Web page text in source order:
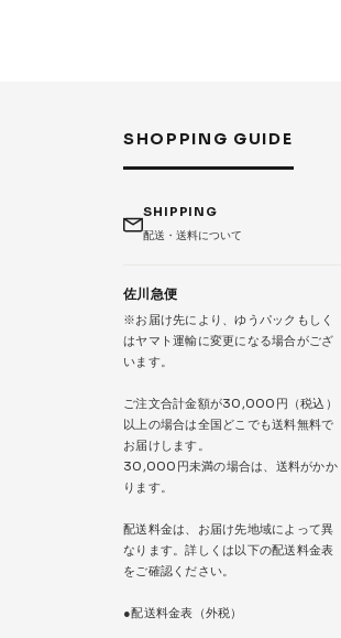
SHOPPING GUIDE
SHIPPING
配送・送料について
佐川急便
※お届け先により、ゆうパックもしく
はヤマト運輸に変更になる場合がござ
います。
ご注文合計金額が30,000円（税込）
以上の場合は全国どこでも送料無料で
お届けします。
30,000円未満の場合は、送料がかか
ります。
配送料金は、お届け先地域によって異
なります。詳しくは以下の配送料金表
をご確認ください。
●配送料金表（外税）